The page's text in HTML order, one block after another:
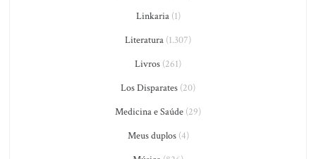
Linkaria(1)
Literatura (1.307)
Livros (261)
Los Disparates (20)
Medicina e Saúde (29)
Meus duplos(4)